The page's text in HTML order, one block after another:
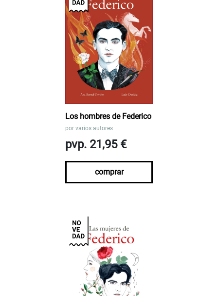
Los hombres de Federico
por varios autores
pvp. 21,95 €
comprar